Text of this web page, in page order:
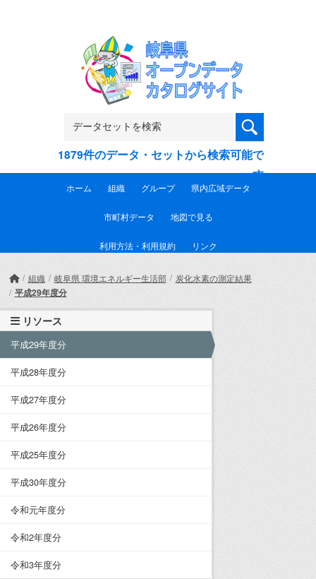
1879件のデータ・セットから検索可能で
す
ホーム 組織 グループ 県内広域データ
市町村データ 地図で見る
利用方法・利用規約 リンク
組織 岐阜県 環境エネルギー生活部 炭化水素の測定結果
平成29年度分
リソース
平成29年度分
平成28年度分
平成27年度分
平成26年度分
平成25年度分
平成30年度分
令和元年度分
令和2年度分
令和3年度分